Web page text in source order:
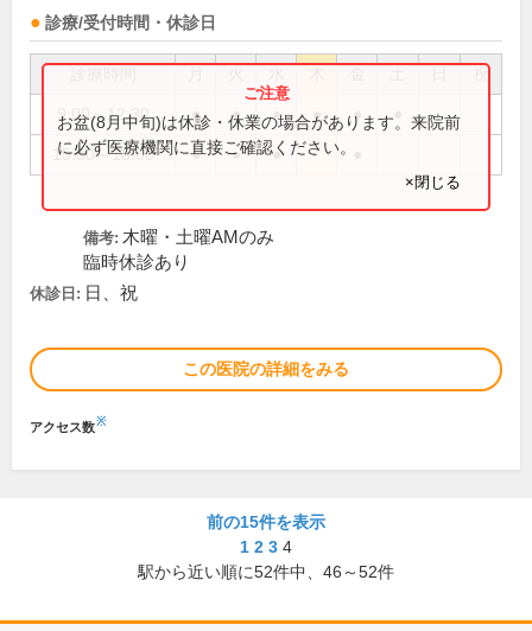
診療/受付時間・休診日
祝
9:00～12:30 ● ● ● ● ●
15:00～18:00 ● ● ●
お盆(8月中旬)は休診・休業の場合があります。来院前
に必ず医療機関に直接ご確認ください。
×閉じる
備考: 木曜・土曜AMのみ
臨時休診あり
休診日: 日、祝
この医院の詳細をみる
アクセス数※
前の15件を表示
1 2 3 4
駅から近い順に52件中、 46～52件